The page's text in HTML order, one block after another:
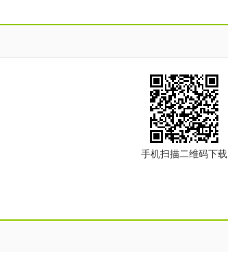
手机扫描二维码下载